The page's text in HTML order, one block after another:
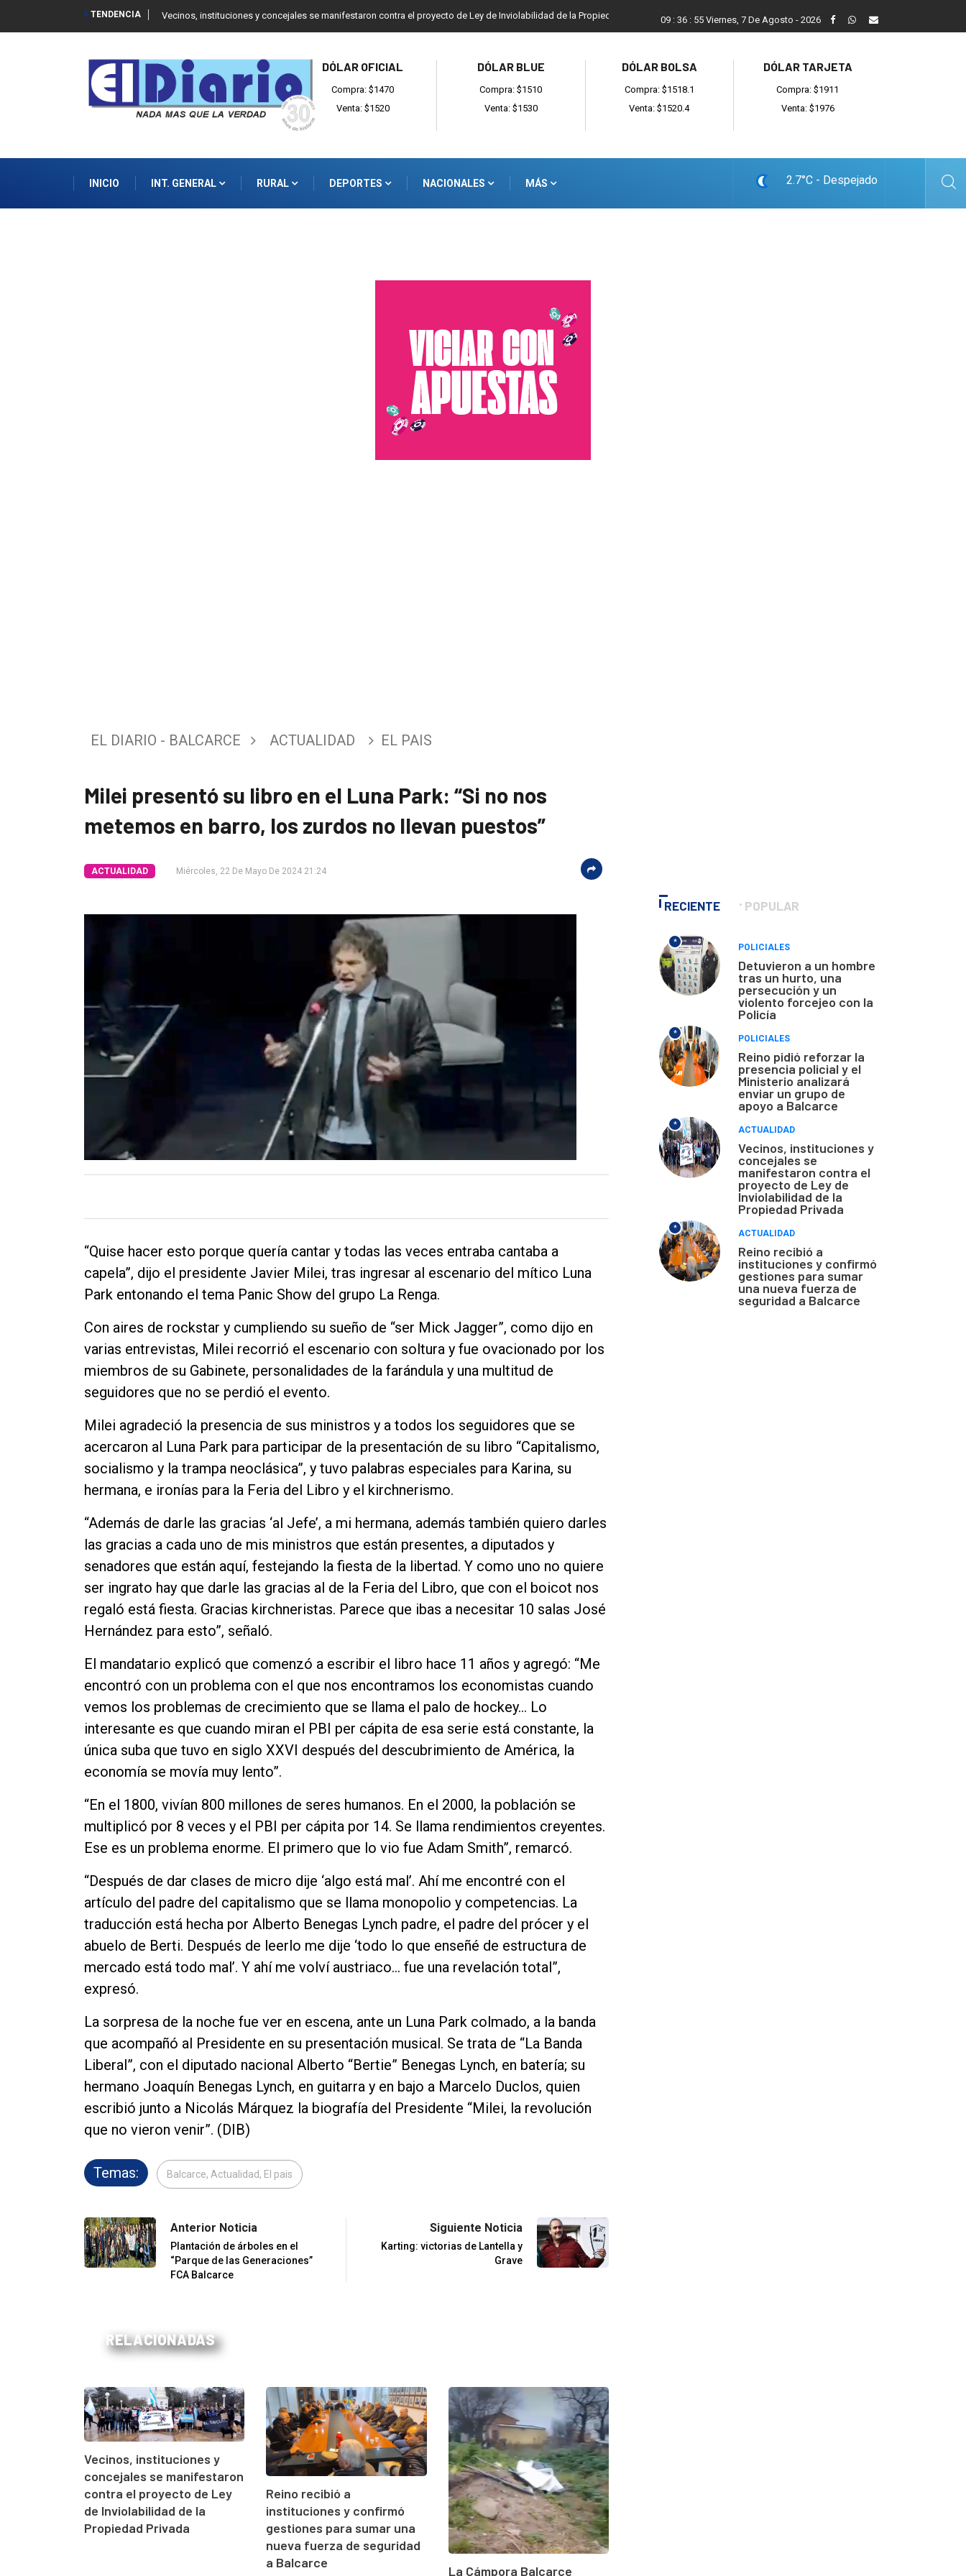
TENDENCIA Vecinos, instituciones y concejales se manifestaron contra el proyecto de Ley de Inviolabilidad de la Propiedad Privada Reino recibió a instituciones y confirmó gestiones para
09 : 36 : 56 Viernes, 7 De Agosto - 2026
DÓLAR OFICIAL
Compra: $1470
Venta: $1520
DÓLAR BLUE
Compra: $1510
Venta: $1530
DÓLAR BOLSA
Compra: $1518.1
Venta: $1520.4
DÓLAR TARJETA
Compra: $1911
Venta: $1976
INICIO INT. GENERAL RURAL DEPORTES NACIONALES MÁS 2.7°C - Despejado
Entrevistas
Fúnebres
EL DIARIO - BALCARCE ACTUALIDAD EL PAIS
Milei presentó su libro en el Luna Park: “Si no nos
metemos en barro, los zurdos no llevan puestos”
ACTUALIDAD Miércoles, 22 De Mayo De 2024 21:24
“Quise hacer esto porque quería cantar y todas las veces entraba cantaba a
capela”, dijo el presidente Javier Milei, tras ingresar al escenario del mítico Luna
Park entonando el tema Panic Show del grupo La Renga.
Con aires de rockstar y cumpliendo su sueño de “ser Mick Jagger”, como dijo en
varias entrevistas, Milei recorrió el escenario con soltura y fue ovacionado por los
miembros de su Gabinete, personalidades de la farándula y una multitud de
seguidores que no se perdió el evento.
Milei agradeció la presencia de sus ministros y a todos los seguidores que se
acercaron al Luna Park para participar de la presentación de su libro “Capitalismo,
socialismo y la trampa neoclásica”, y tuvo palabras especiales para Karina, su
hermana, e ironías para la Feria del Libro y el kirchnerismo.
“Además de darle las gracias ‘al Jefe’, a mi hermana, además también quiero darles
las gracias a cada uno de mis ministros que están presentes, a diputados y
senadores que están aquí, festejando la fiesta de la libertad. Y como uno no quiere
ser ingrato hay que darle las gracias al de la Feria del Libro, que con el boicot nos
regaló está fiesta. Gracias kirchneristas. Parece que ibas a necesitar 10 salas José
Hernández para esto”, señaló.
El mandatario explicó que comenzó a escribir el libro hace 11 años y agregó: “Me
encontró con un problema con el que nos encontramos los economistas cuando
vemos los problemas de crecimiento que se llama el palo de hockey… Lo
interesante es que cuando miran el PBI per cápita de esa serie está constante, la
única suba que tuvo en siglo XXVI después del descubrimiento de América, la
economía se movía muy lento”.
“En el 1800, vivían 800 millones de seres humanos. En el 2000, la población se
multiplicó por 8 veces y el PBI per cápita por 14. Se llama rendimientos creyentes.
Ese es un problema enorme. El primero que lo vio fue Adam Smith”, remarcó.
“Después de dar clases de micro dije ‘algo está mal’. Ahí me encontré con el
artículo del padre del capitalismo que se llama monopolio y competencias. La
traducción está hecha por Alberto Benegas Lynch padre, el padre del prócer y el
abuelo de Berti. Después de leerlo me dije ‘todo lo que enseñé de estructura de
mercado está todo mal’. Y ahí me volví austriaco… fue una revelación total”,
expresó.
La sorpresa de la noche fue ver en escena, ante un Luna Park colmado, a la banda
que acompañó al Presidente en su presentación musical. Se trata de “La Banda
Liberal”, con el diputado nacional Alberto “Bertie” Benegas Lynch, en batería; su
hermano Joaquín Benegas Lynch, en guitarra y en bajo a Marcelo Duclos, quien
escribió junto a Nicolás Márquez la biografía del Presidente “Milei, la revolución
que no vieron venir”. (DIB)
Temas: Balcarce, Actualidad, El pais
Anterior Noticia
Plantación de árboles en el
“Parque de las Generaciones”
FCA Balcarce
Siguiente Noticia
Karting: victorias de Lantella y
Grave
RELACIONADAS
Vecinos, instituciones y
concejales se manifestaron
contra el proyecto de Ley
de Inviolabilidad de la
Propiedad Privada
Reino recibió a
instituciones y confirmó
gestiones para sumar una
nueva fuerza de seguridad
a Balcarce
La Cámpora Balcarce
RECIENTE POPULAR
*
POLICIALES
Detuvieron a un hombre
tras un hurto, una
persecución y un
violento forcejeo con la
Policía
*
POLICIALES
Reino pidió reforzar la
presencia policial y el
Ministerio analizará
enviar un grupo de
apoyo a Balcarce
*
ACTUALIDAD
Vecinos, instituciones y
concejales se
manifestaron contra el
proyecto de Ley de
Inviolabilidad de la
Propiedad Privada
*
ACTUALIDAD
Reino recibió a
instituciones y confirmó
gestiones para sumar
una nueva fuerza de
seguridad a Balcarce